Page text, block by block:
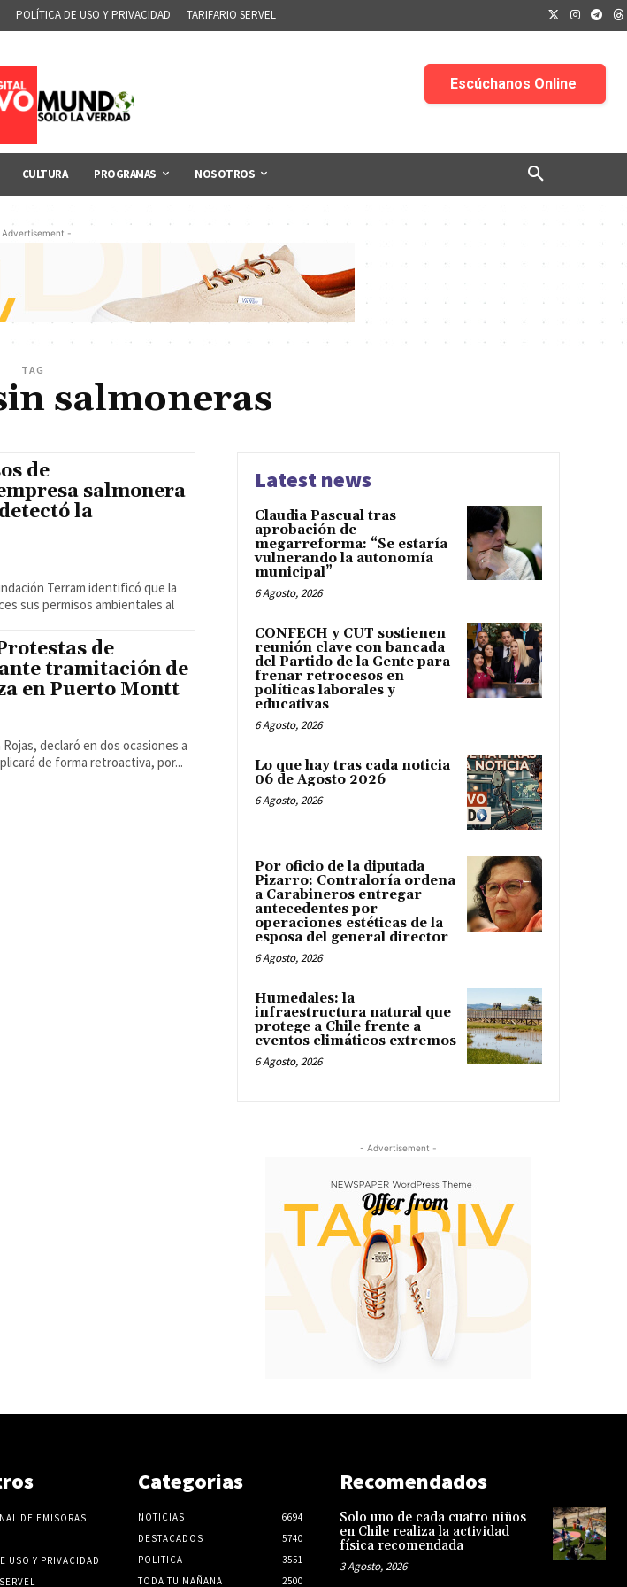
POLÍTICA DE USO Y PRIVACIDAD TARIFARIO SERVEL
CULTURA PROGRAMAS NOSOTROS
-
TAG
salmoneras
de
salmonera
la
Terram identificó que la
sus permisos ambientales al
de
tramitación de
en Puerto Montt
declaró en dos ocasiones a
de forma retroactiva, por...
Latest news
Claudia Pascual tras
aprobación de
megarreforma: “Se estaría
vulnerando la autonomía
municipal”
6 Agosto, 2026
CONFECH y CUT sostienen
reunión clave con bancada
del Partido de la Gente para
frenar retrocesos en
políticas laborales y
educativas
6 Agosto, 2026
Lo que hay tras cada noticia
06 de Agosto 2026
6 Agosto, 2026
Por oficio de la diputada
Pizarro: Contraloría ordena
a Carabineros entregar
antecedentes por
operaciones estéticas de la
esposa del general director
6 Agosto, 2026
Humedales: la
infraestructura natural que
protege a Chile frente a
eventos climáticos extremos
6 Agosto, 2026
- Advertisement -
DE EMISORAS
USO Y PRIVACIDAD
Categorias
NOTICIAS
6694
DESTACADOS
5740
POLITICA
3551
TODA TU MAÑANA
2500
Recomendados
Solo uno de cada cuatro niños
en Chile realiza la actividad
física recomendada
3 Agosto, 2026